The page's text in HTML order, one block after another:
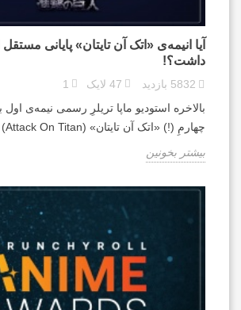
آیا انیمه‌ی «اتک آن تایتان» پایانی مستقل
داشت؟!
5832 بازدید 47 لایک
1
بالاخره استودیو ماپا تریلرِ رسمی نیمه‌ی
چهارمِ (!) «اتک آن تایتان» (Attack On Titan) رو منتشر...
بیشتر بخونین